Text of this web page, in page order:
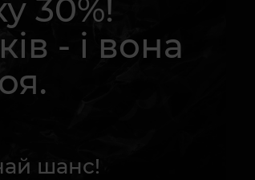
30%!
- і вона
шанс!